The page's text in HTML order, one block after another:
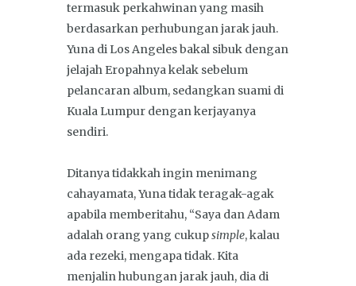
termasuk perkahwinan yang masih
berdasarkan perhubungan jarak jauh.
Yuna di Los Angeles bakal sibuk dengan
jelajah Eropahnya kelak sebelum
pelancaran album, sedangkan suami di
Kuala Lumpur dengan kerjayanya
sendiri.
Ditanya tidakkah ingin menimang
cahayamata, Yuna tidak teragak-agak
apabila memberitahu, “Saya dan Adam
adalah orang yang cukupsimple, kalau
ada rezeki, mengapa tidak. Kita
menjalin hubungan jarak jauh, dia di